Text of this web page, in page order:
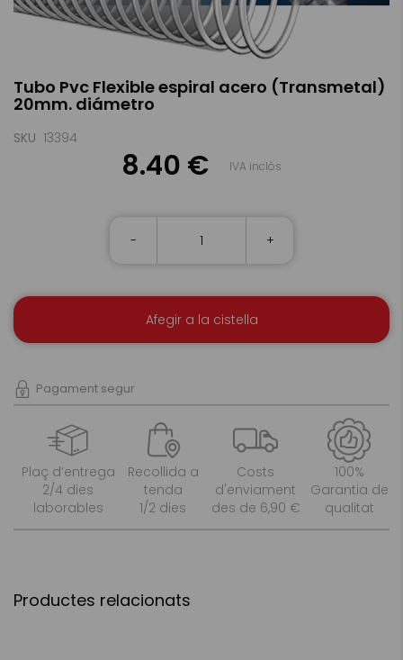
Tubo Pvc Flexible espiral acero (Transmetal)
20mm. diámetro
SKU 13394
8.40 € IVA inclòs
- +
Afegir a la cistella
Pagament segur
Plaç d’entrega
2/4 dies
laborables
Recollida a
tenda
1/2 dies
Costs
d'enviament
des de 6,90 €
100%
Garantia de
qualitat
to
the
of
Productes relacionats